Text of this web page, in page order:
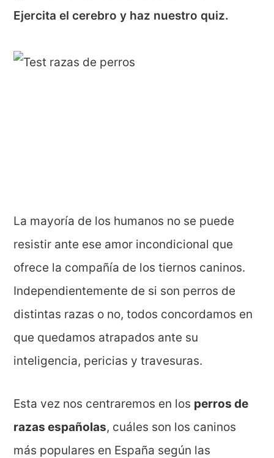
Ejercita el cerebro y haz nuestro quiz.
La mayoría de los humanos no se puede
resistir ante ese amor incondicional que
ofrece la compañía de los tiernos caninos.
Independientemente de si son perros de
distintas razas o no, todos concordamos en
que quedamos atrapados ante su
inteligencia, pericias y travesuras.
Esta vez nos centraremos en los perros de
razas españolas, cuáles son los caninos
más populares en España según las